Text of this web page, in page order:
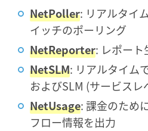
NetPoller: リアルタイ
イッチのポーリング
NetReporter: レポート
NetSLM: リアルタイム
およびSLM (サービス
NetUsage: 課金のため
フロー情報を出力